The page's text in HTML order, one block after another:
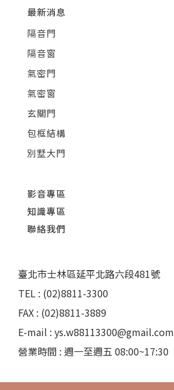
最新消息
隔音門
隔音窗
氣密門
氣密窗
玄關門
包框結構
別墅大門
影音專區
知識專區
聯絡我們
臺北市士林區延平北路六段481號
TEL : (02)8811-3300
FAX : (02)8811-3889
E-mail : ys.w88113300@gmail.com
營業時間 : 週一至週五 08:00~17:30